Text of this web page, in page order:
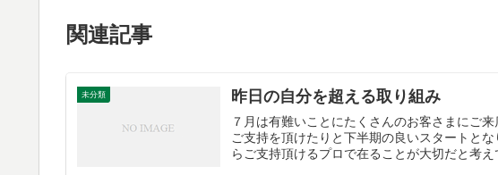
関連記事
未分類 昨日の自分を超える取り組み
７月は有難いことにたくさんのお客さまにご
ご支持を頂けたりと下半期の良いスタートと
らご支持頂けるプロで在ることが大切だと考え